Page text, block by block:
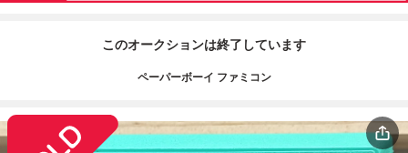
このオークションは終了しています
ペーパーボーイ ファミコン